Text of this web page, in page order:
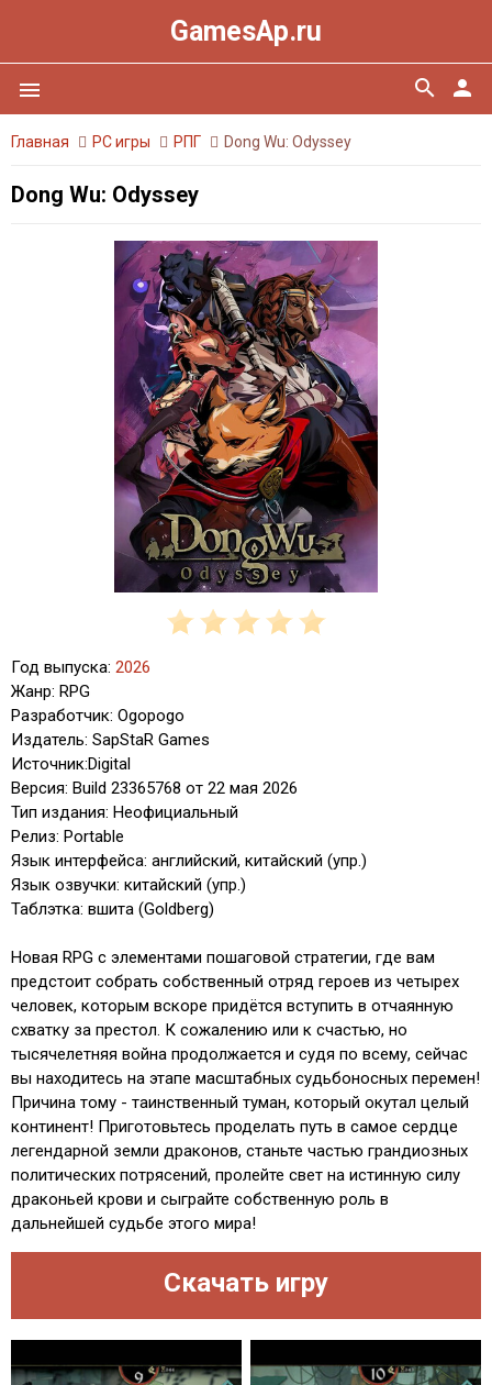
GamesAp.ru
menu person
search
Главная PC игры РПГ Dong Wu: Odyssey
Dong Wu: Odyssey
Год выпуска: 2026
Жанр: RPG
Разработчик: Ogopogo
Издатель: SapStaR Games
Источник:Digital
Версия: Build 23365768 от 22 мая 2026
Тип издания: Неофициальный
Релиз: Portable
Язык интерфейса: английский, китайский (упр.)
Язык озвучки: китайский (упр.)
Таблэтка: вшита (Goldberg)
Новая RPG с элементами пошаговой стратегии, где вам
предстоит собрать собственный отряд героев из четырех
человек, которым вскоре придётся вступить в отчаянную
схватку за престол. К сожалению или к счастью, но
тысячелетняя война продолжается и судя по всему, сейчас
вы находитесь на этапе масштабных судьбоносных перемен!
Причина тому - таинственный туман, который окутал целый
континент! Приготовьтесь проделать путь в самое сердце
легендарной земли драконов, станьте частью грандиозных
политических потрясений, пролейте свет на истинную силу
драконьей крови и сыграйте собственную роль в
дальнейшей судьбе этого мира!
Скачать игру